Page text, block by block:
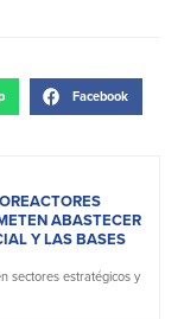
Facebook
ABASTECER
Y LAS BASES
sectores estratégicos y